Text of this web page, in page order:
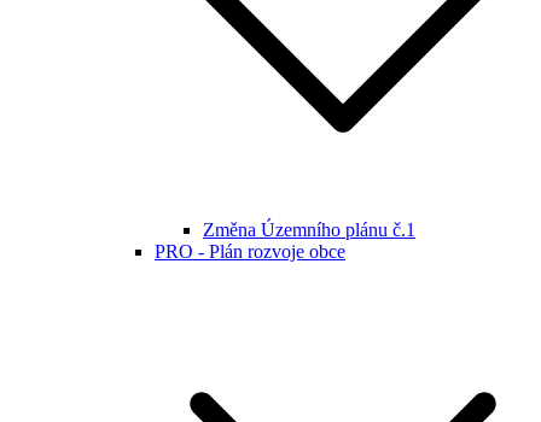
Změna Územního plánu č.1
PRO - Plán rozvoje obce